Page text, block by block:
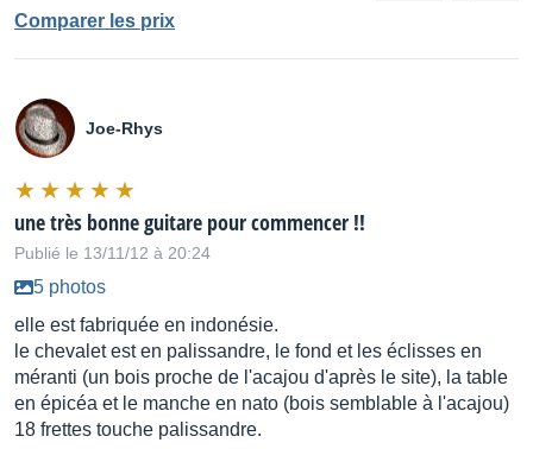
Comparer les prix
Joe-Rhys
une très bonne guitare pour commencer !!
Publié le 13/11/12 à 20:24
5 photos
elle est fabriquée en indonésie.
le chevalet est en palissandre, le fond et les éclisses en
méranti (un bois proche de l'acajou d'après le site), la table
en épicéa et le manche en nato (bois semblable à l'acajou)
18 frettes touche palissandre.